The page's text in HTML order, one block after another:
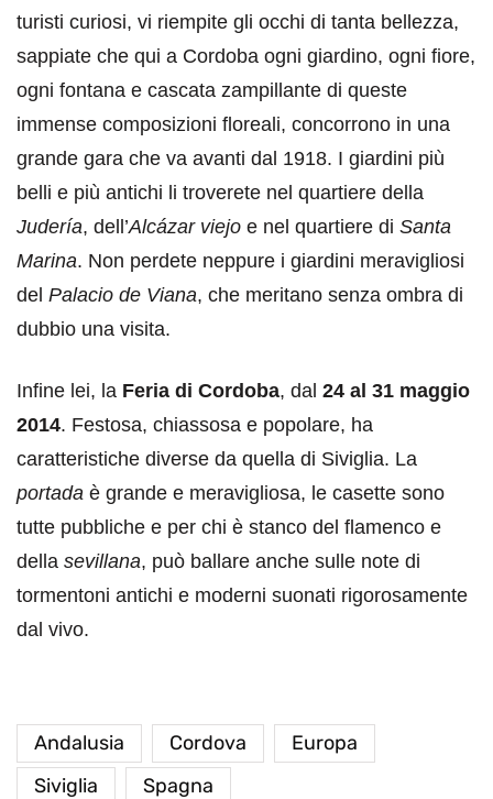
turisti curiosi, vi riempite gli occhi di tanta bellezza,
sappiate che qui a Cordoba ogni giardino, ogni fiore,
ogni fontana e cascata zampillante di queste
immense composizioni floreali, concorrono in una
grande gara che va avanti dal 1918. I giardini più
belli e più antichi li troverete nel quartiere della
Judería, dell’Alcázar viejo e nel quartiere di Santa
Marina. Non perdete neppure i giardini meravigliosi
del Palacio de Viana, che meritano senza ombra di
dubbio una visita.
Infine lei, la Feria di Cordoba, dal 24 al 31 maggio
2014. Festosa, chiassosa e popolare, ha
caratteristiche diverse da quella di Siviglia. La
portada è grande e meravigliosa, le casette sono
tutte pubbliche e per chi è stanco del flamenco e
della sevillana, può ballare anche sulle note di
tormentoni antichi e moderni suonati rigorosamente
dal vivo.
Andalusia Cordova
Europa
Siviglia
Spagna